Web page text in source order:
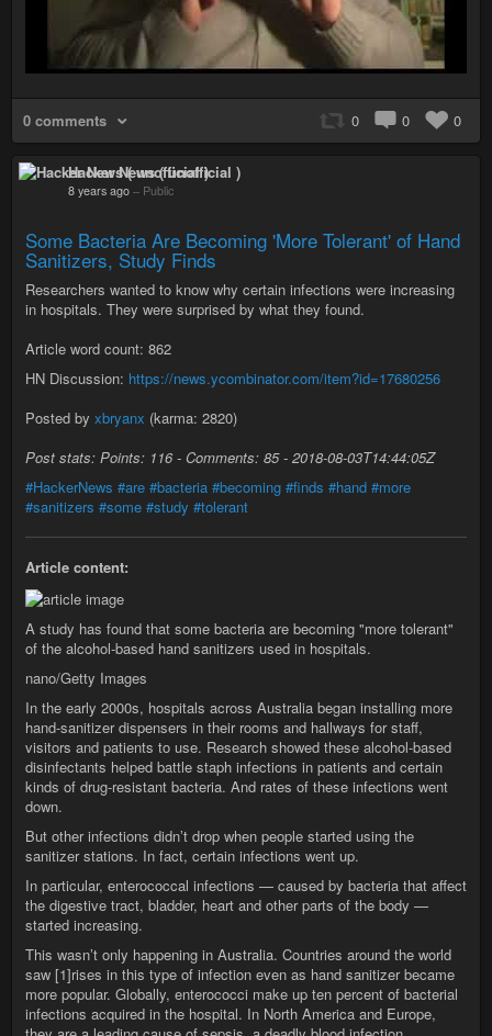
0 comments 0 0 0
Hacker News ( unofficial )
8 years ago – Public
Some Bacteria Are Becoming 'More Tolerant' of Hand
Sanitizers, Study Finds
Researchers wanted to know why certain infections were increasing
in hospitals. They were surprised by what they found.
Article word count: 862
HN Discussion: https://news.ycombinator.com/item?id=17680256
Posted by xbryanx (karma: 2820)
Post stats: Points: 116 - Comments: 85 - 2018-08-03T14:44:05Z
#HackerNews #are #bacteria #becoming #finds #hand #more
#sanitizers #some #study #tolerant
Article content:
A study has found that some bacteria are becoming "more tolerant"
of the alcohol-based hand sanitizers used in hospitals.
nano/Getty Images
In the early 2000s, hospitals across Australia began installing more
hand-sanitizer dispensers in their rooms and hallways for staff,
visitors and patients to use. Research showed these alcohol-based
disinfectants helped battle staph infections in patients and certain
kinds of drug-resistant bacteria. And rates of these infections went
down.
But other infections didnʼt drop when people started using the
sanitizer stations. In fact, certain infections went up.
In particular, enterococcal infections — caused by bacteria that affect
the digestive tract, bladder, heart and other parts of the body —
started increasing.
This wasnʼt only happening in Australia. Countries around the world
saw [1]rises in this type of infection even as hand sanitizer became
more popular. Globally, enterococci make up ten percent of bacterial
infections acquired in the hospital. In North America and Europe,